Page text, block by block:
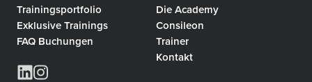
Trainingsportfolio
Exklusive Trainings
FAQ Buchungen
Die Academy
Consileon
Trainer
Kontakt